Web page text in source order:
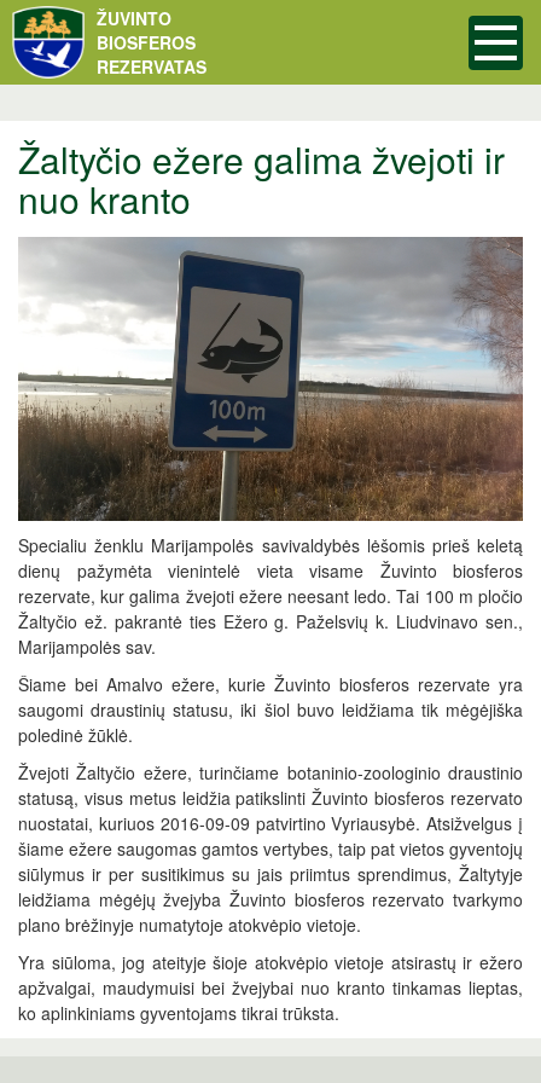
ŽUVINTO
BIOSFEROS
REZERVATAS
Žaltyčio ežere galima žvejoti ir
nuo kranto
Specialiu ženklu Marijampolės savivaldybės lėšomis prieš keletą
dienų pažymėta vienintelė vieta visame Žuvinto biosferos
rezervate, kur galima žvejoti ežere neesant ledo. Tai 100 m pločio
Žaltyčio ež. pakrantė ties Ežero g. Paželsvių k. Liudvinavo sen.,
Marijampolės sav.
Šiame bei Amalvo ežere, kurie Žuvinto biosferos rezervate yra
saugomi draustinių statusu, iki šiol buvo leidžiama tik mėgėjiška
poledinė žūklė.
Žvejoti Žaltyčio ežere, turinčiame botaninio-zoologinio draustinio
statusą, visus metus leidžia patikslinti Žuvinto biosferos rezervato
nuostatai, kuriuos 2016-09-09 patvirtino Vyriausybė. Atsižvelgus į
šiame ežere saugomas gamtos vertybes, taip pat vietos gyventojų
siūlymus ir per susitikimus su jais priimtus sprendimus, Žaltytyje
leidžiama mėgėjų žvejyba Žuvinto biosferos rezervato tvarkymo
plano brėžinyje numatytoje atokvėpio vietoje.
Yra siūloma, jog ateityje šioje atokvėpio vietoje atsirastų ir ežero
apžvalgai, maudymuisi bei žvejybai nuo kranto tinkamas lieptas,
ko aplinkiniams gyventojams tikrai trūksta.